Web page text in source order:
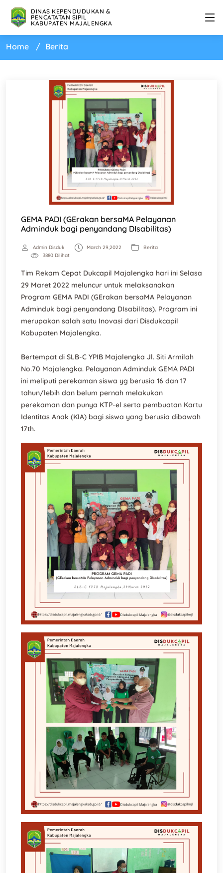
DINAS KEPENDUDUKAN &
PENCATATAN SIPIL
KABUPATEN MAJALENGKA
Home Berita
GEMA PADI (GErakan bersaMA Pelayanan
Adminduk bagi penyandang DIsabilitas)
Admin Disduk March 29,2022
Berita
3880 Dilihat
Tim Rekam Cepat Dukcapil Majalengka hari ini Selasa
29 Maret 2022 meluncur untuk melaksanakan
Program GEMA PADI (GErakan bersaMA Pelayanan
Adminduk bagi penyandang DIsabilitas). Program ini
merupakan salah satu Inovasi dari Disdukcapil
Kabupaten Majalengka.
Bertempat di SLB-C YPIB Majalengka Jl. Siti Armilah
No.70 Majalengka. Pelayanan Adminduk GEMA PADI
ini meliputi perekaman siswa yg berusia 16 dan 17
tahun/lebih dan belum pernah melakukan
perekaman dan punya KTP-el serta pembuatan Kartu
Identitas Anak (KIA) bagi siswa yang berusia dibawah
17th.